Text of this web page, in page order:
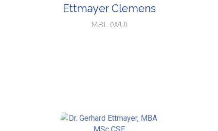
Ettmayer Clemens
MBL (WU)